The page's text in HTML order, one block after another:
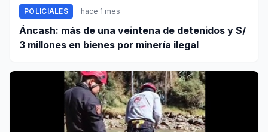
POLICIALES hace 1 mes
Áncash: más de una veintena de detenidos y S/
3 millones en bienes por minería ilegal